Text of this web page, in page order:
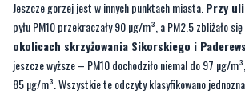
Jeszcze gorzej jest w innych punktach miasta.Przy
pyłu PM10 przekraczały 90 µg/m³, a PM2.5 zbliżało
okolicach skrzyżowania Sikorskiego i
jeszcze wyższe – PM10 dochodziło niemal do 97 µg/
85 µg/m³. Wszystkie te odczyty klasyfikowano